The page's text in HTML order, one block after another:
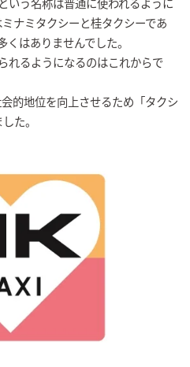
ナミタクシーと桂タクシーであ
はありませんでした。
れるようになるのはこれからで
的地位を向上させるため「タクシ
た。